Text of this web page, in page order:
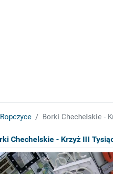
Ropczyce Borki Chechelskie -
Chechelskie - Krzyż III